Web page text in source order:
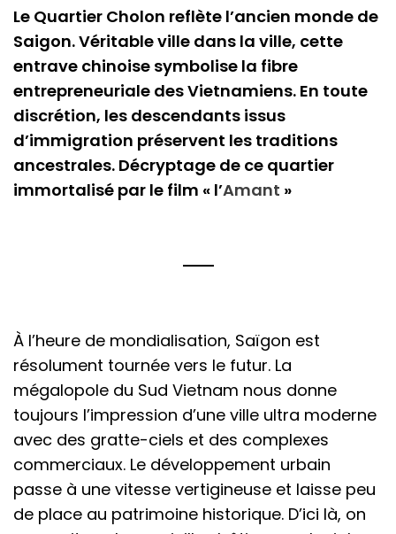
Le Quartier Cholon reflète l’ancien monde de
Saigon. Véritable ville dans la ville, cette
entrave chinoise symbolise la fibre
entrepreneuriale des Vietnamiens. En toute
discrétion, les descendants issus
d’immigration préservent les traditions
ancestrales. Décryptage de ce quartier
immortalisé par le film « l’Amant »
À l’heure de mondialisation, Saïgon est
résolument tournée vers le futur. La
mégalopole du Sud Vietnam nous donne
toujours l’impression d’une ville ultra moderne
avec des gratte-ciels et des complexes
commerciaux. Le développement urbain
passe à une vitesse vertigineuse et laisse peu
de place au patrimoine historique. D’ici là, on